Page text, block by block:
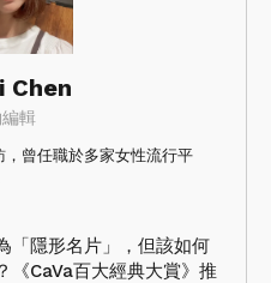
Chen
輯
曾任職於多家女性流行平
「隱形名片」，但該如何
《CaVa百大經典大賞》推